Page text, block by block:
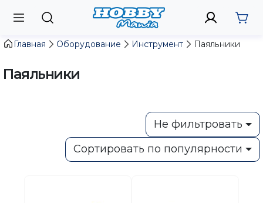
Главная Оборудование Инструмент Паяльники
Паяльники
Не фильтровать
Сортировать по популярности